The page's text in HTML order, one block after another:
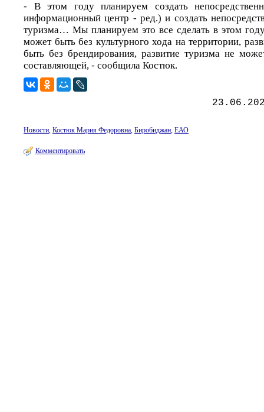
- В этом году планируем создать
информационный центр - ред.) и создать
туризма… Мы планируем это все сделать в этом
может быть без культурного хода на территории,
быть без брендирования, развитие туризма не
составляющей, - сообщила Костюк.
Новости, Костюк Мария Федоровна, Биробиджан, ЕАО
Комментировать